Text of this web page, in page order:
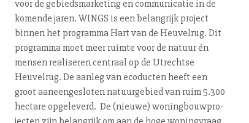
voor de ge­bieds­mar­ke­ting en com­mu­ni­ca­tie in de
komende jaren. WINGS is een belangrijk project
binnen het programma Hart van de Heuvelrug. Dit
programma moet meer ruimte voor de natuur én
mensen realiseren centraal op de Utrechtse
Heuvelrug. De aanleg van ecoducten heeft een
groot aan­een­ge­slo­ten na­tuur­ge­bied ​​van ruim 5.300
hectare opgeleverd. De (nieuwe) wo­ning­bouw­pro­